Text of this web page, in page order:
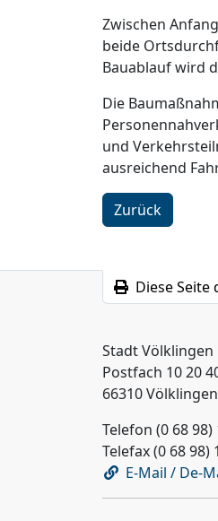
Zwischen
beide
Bauablauf wird
Die
und
ausreichend
Zurück
Diese Seite
Stadt Völklingen
Postfach 10 20
66310 Völklingen
Telefon (0 68 98)
Telefax (0 68 98)
E-Mail / De-